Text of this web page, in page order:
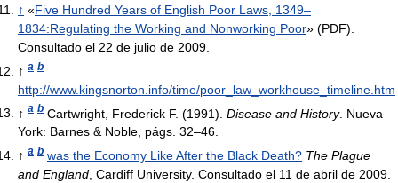
↑ «Five Hundred Years of English Poor Laws, 1349–
1834:Regulating the Working and Nonworking Poor» (PDF).
Consultado el 22 de julio de 2009.
↑ a b
http://www.kingsnorton.info/time/poor_law_workhouse_timeline.htm
↑ a b Cartwright, Frederick F. (1991). Disease and History. Nueva
York: Barnes & Noble, págs. 32–46.
↑ a b was the Economy Like After the Black Death? The Plague
and England , Cardiff University. Consultado el 11 de abril de 2009.